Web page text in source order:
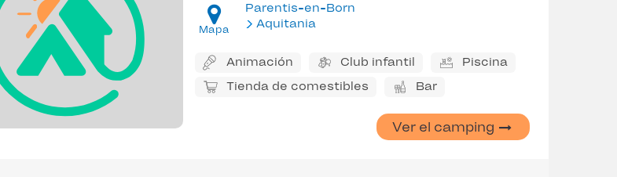
Mapa
Parentis-en-Born
Aquitania
Animación Club infantil
Piscina
Tienda de comestibles
Bar
Ver el camping